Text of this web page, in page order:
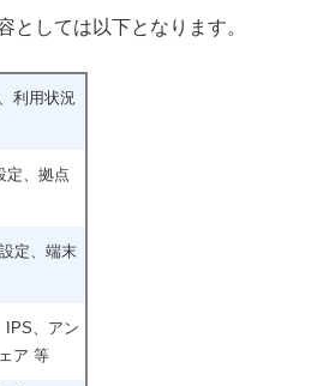
としては以下となります。
利用状況
定、拠点
定、端末
IPS、アン
ア 等